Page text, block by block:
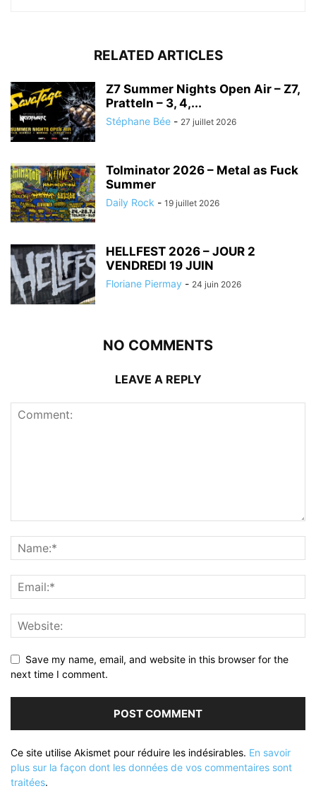
RELATED ARTICLES
Z7 Summer Nights Open Air – Z7,
Pratteln – 3, 4,...
Stéphane Bée - 27 juillet 2026
Tolminator 2026 – Metal as Fuck
Summer
Daily Rock - 19 juillet 2026
HELLFEST 2026 – JOUR 2
VENDREDI 19 JUIN
Floriane Piermay - 24 juin 2026
NO COMMENTS
LEAVE A REPLY
Save my name, email, and website in this browser for the
next time I comment.
Ce site utilise Akismet pour réduire les indésirables. En savoir
plus sur la façon dont les données de vos commentaires sont
traitées.